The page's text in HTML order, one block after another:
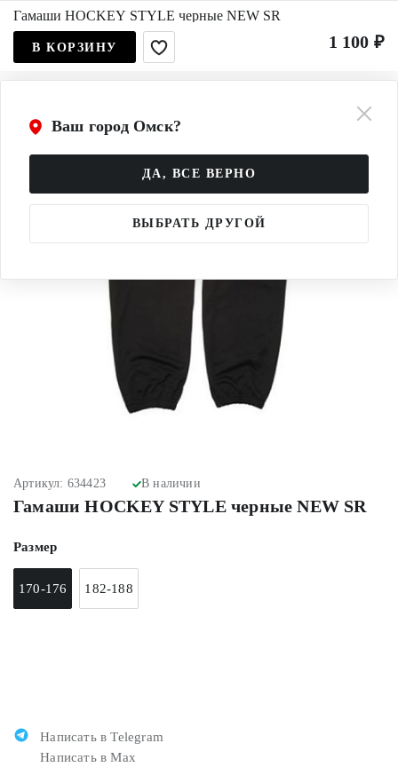
Ваш город Омск?
ДА, ВСЕ ВЕРНО
ВЫБРАТЬ ДРУГОЙ
Артикул: 634423 В наличии
Гамаши HOCKEY STYLE черные NEW SR
Размер
170-176 182-188
Написать в Telegram
Написать в Max
Гамаши HOCKEY STYLE черные NEW SR
1 100 ₽
В КОРЗИНУ